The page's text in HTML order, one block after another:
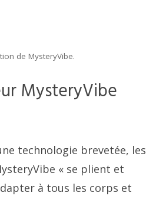
de MysteryVibe.
MysteryVibe
technologie brevetée, les
« se plient et
à tous les corps et